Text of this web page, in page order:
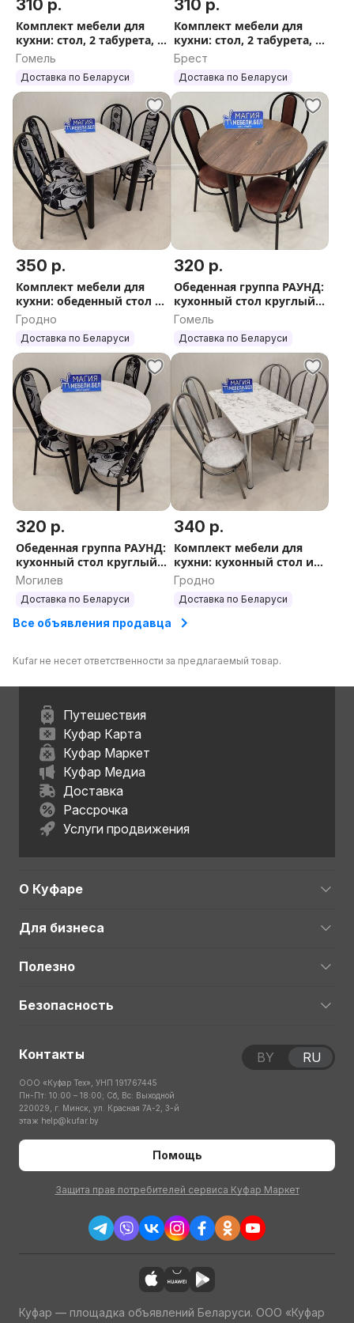
310 р.
Комплект мебели для
кухни: стол, 2 табурета, 2
стула Доставка Выбор
Гомель
Доставка по Беларуси
310 р.
Комплект мебели для
кухни: стол, 2 табурета, 2
стула Доставка Выбор
Гарантия
Брест
Доставка по Беларуси
350 р.
Комплект мебели для
кухни: обеденный стол и
4 стула Доставка по РБ
Гродно
Доставка по Беларуси
320 р.
Обеденная группа РАУНД:
кухонный стол круглый
и 3 стула НОВИНКА
Гомель
Доставка по Беларуси
320 р.
Обеденная группа РАУНД:
кухонный стол круглый
и 3 стула. Бесплатная
Могилев
Доставка по Беларуси
340 р.
Комплект мебели для
кухни: кухонный стол и 4
стула со спинкой.
Доставка, Гарантия
Гродно
Доставка по Беларуси
Все объявления продавца
Kufar не несет ответственности за предлагаемый товар.
Путешествия
Куфар Карта
Куфар Маркет
Куфар Медиа
Доставка
Рассрочка
Услуги продвижения
О Куфаре
Для бизнеса
Полезно
Безопасность
Контакты
ООО «Куфар Тех», УНП 191767445
Пн-Пт: 10:00 – 18:00; Сб, Вс: Выходной
220029, г. Минск, ул. Красная 7А-2, 3-й
этаж help@kufar.by
Помощь
Защита прав потребителей сервиса Куфар Маркет
BY RU
Куфар — площадка объявлений Беларуси. ООО «Куфар